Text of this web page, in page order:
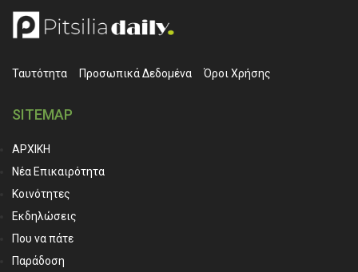
Ταυτότητα Προσωπικά ∆εδομένα Όροι Χρήσης
SITEMAP
ΑΡΧΙΚΗ
Νέα Επικαιρότητα
Κοινότητες
Εκδηλώσεις
Που να πάτε
Παράδοση